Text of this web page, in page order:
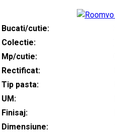
Bucati/cutie:
Colectie:
Mp/cutie:
Rectificat:
Tip pasta:
UM:
Finisaj:
Dimensiune: